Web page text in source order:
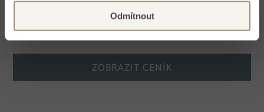
Odmítnout
ZOBRAZIT CENÍK